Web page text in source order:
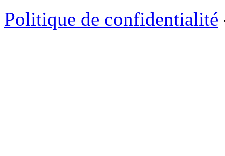
Politique de confidentialité